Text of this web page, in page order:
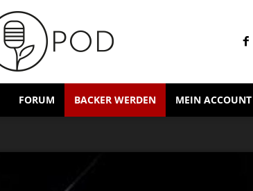
FORUM BACKER WERDEN MEIN ACCOUNT